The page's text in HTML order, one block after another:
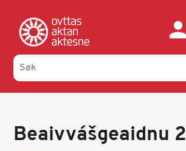
hovedinnhold
Beaivvášgeaidnu 2